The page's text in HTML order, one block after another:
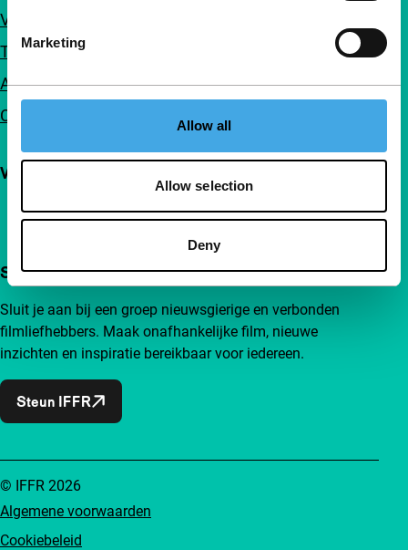
Marketing
Allow all
Allow selection
Deny
Veelgestelde vragen
Toegankelijkheid
Adverteren
Contact
Volg IFFR
Steun IFFR al vanaf €4 per maand
Sluit je aan bij een groep nieuwsgierige en verbonden
filmliefhebbers. Maak onafhankelijke film, nieuwe
inzichten en inspiratie bereikbaar voor iedereen.
Steun IFFR
Algemene voorwaarden
Cookiebeleid
© IFFR 2026